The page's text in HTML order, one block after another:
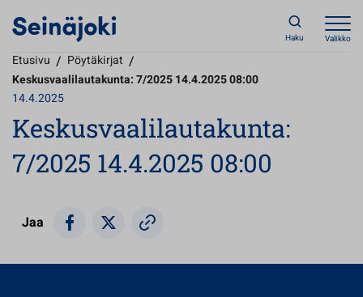
Haku Valikko
Etusivu / Pöytäkirjat /
Keskusvaalilautakunta: 7/2025 14.4.2025 08:00
14.4.2025
Keskusvaalilautakunta:
7/2025 14.4.2025 08:00
Jaa